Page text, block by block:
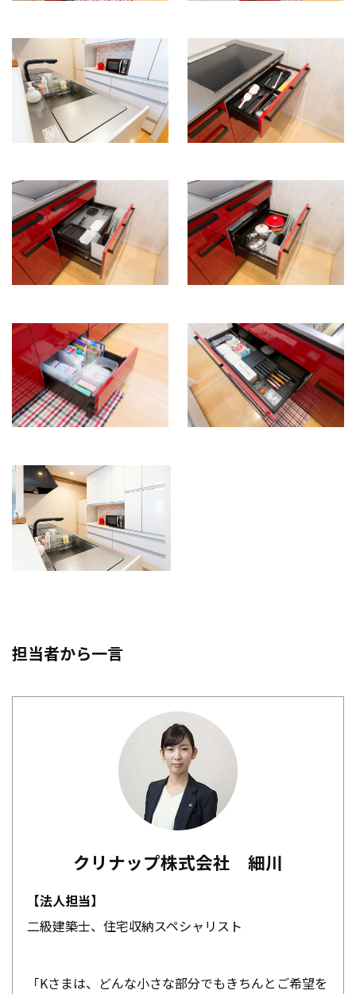
担当者から一言
クリナップ株式会社 細川
【法人担当】
二級建築士、住宅収納スペシャリスト
「Kさまは、どんな小さな部分でもきちんとご希望を